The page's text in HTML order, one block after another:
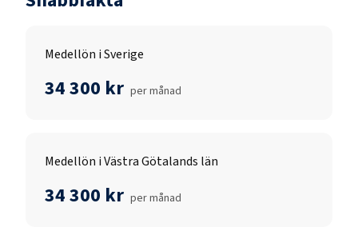
Medellön i Sverige
34 300 kr per månad
Medellön i Västra Götalands län
34 300 kr per månad